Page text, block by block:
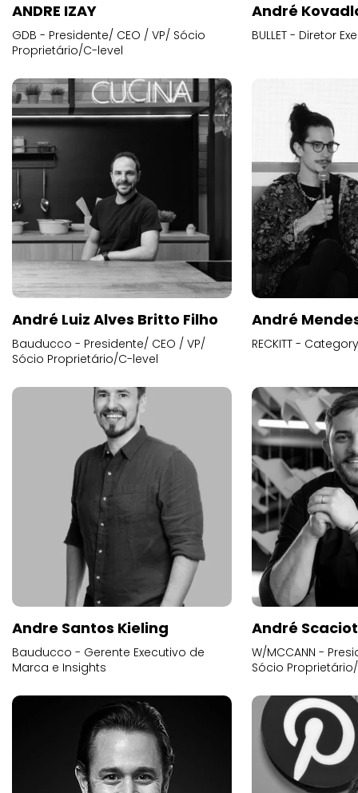
ANDRE IZAY
GDB - Presidente/ CEO / VP/ Sócio
Proprietário/C-level
André
BULLET - Diretor
André Luiz Alves Britto Filho
Bauducco - Presidente/ CEO / VP/
Sócio Proprietário/C-level
André
RECKITT -
Andre Santos Kieling
Bauducco - Gerente Executivo de
Marca e Insights
André
W/MCCANN -
Sócio